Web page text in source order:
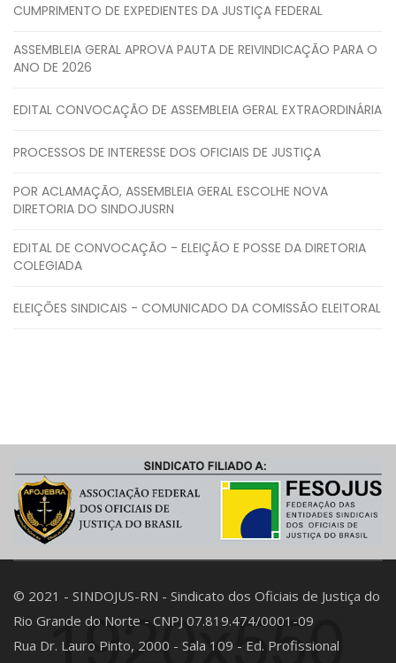
CUMPRIMENTO DE EXPEDIENTES DA JUSTIÇA FEDERAL
ASSEMBLEIA GERAL APROVA PAUTA DE REIVINDICAÇÃO PARA O
ANO DE 2026
EDITAL CONVOCAÇÃO DE ASSEMBLEIA GERAL EXTRAORDINÁRIA
PROCESSOS DE INTERESSE DOS OFICIAIS DE JUSTIÇA
POR ACLAMAÇÃO, ASSEMBLEIA GERAL ESCOLHE NOVA
DIRETORIA DO SINDOJUSRN
EDITAL DE CONVOCAÇÃO - ELEIÇÃO E POSSE DA DIRETORIA
COLEGIADA
ELEIÇÕES SINDICAIS - COMUNICADO DA COMISSÃO ELEITORAL
© 2021 - SINDOJUS-RN - Sindicato dos Oficiais de Justiça do
Rio Grande do Norte - CNPJ 07.819.474/0001-09
Rua Dr. Lauro Pinto, 2000 - Sala 109 - Ed. Profissional